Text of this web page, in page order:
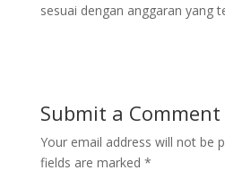
sesuai dengan anggaran yang
Submit a Comment
Your email address will not be
fields are marked *